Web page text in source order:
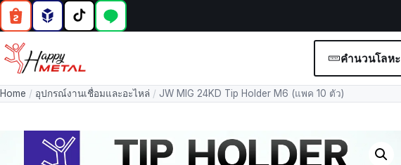
คำนวนโลหะ
Home / อุปกรณ์งานเชื่อมและอะไหล่ / JW MIG 24KD Tip Holder M6 (แพค 10 ตัว)